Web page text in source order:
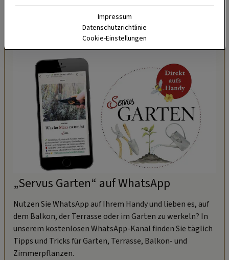
meist einzeln und endständig oder in
wenigblütigen Blütenständen.
„Servus Garten“ auf WhatsApp
Nutzen Sie WhatsApp auf Ihrem Handy und lieben es, auf
dem Balkon, der Terrasse oder im Garten zu werkeln? In
unserem kostenlosen WhatsApp-Kanal finden Sie täglich
Tipps und Tricks für Garten, Terrasse, Balkon- und
Zimmerpflanzen.
Impressum
Datenschutzrichtlinie
Cookie-Einstellungen